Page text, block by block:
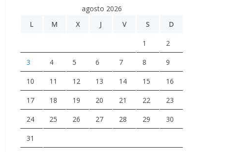
agosto 2026
L
M X J V S D
1 2
3 4 5 6 7 8 9
10 11 12 13 14 15 16
17 18 19 20 21 22 23
24 25 26 27 28 29 30
31